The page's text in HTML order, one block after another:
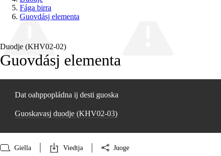
Fága birra
Guovdásj elementa
Duodje (KHV02‑02)
Guovdásj elementa
Dat oahppopládna ij desti guoska
Guoskavasj duodje (KHV02‑03)
Giella Viedtja Juoge